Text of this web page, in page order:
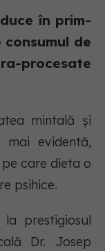
în prim-
de
procesate
mintală și
mai evidentă,
care dieta o
psihice.
la prestigiosul
Dr. Josep